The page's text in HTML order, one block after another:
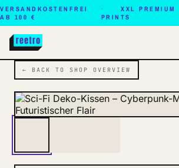
VERSANDKOSTENFREI
AB 100 €
XXL PREMIUM
PRINTS
← BACK TO SHOP OVERVIEW